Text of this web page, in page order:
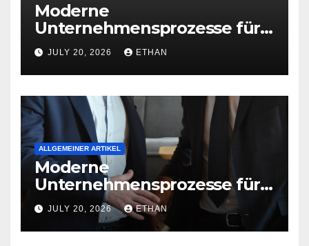
Moderne
Unternehmensprozesse für
nachhaltige
Betriebsentwicklung
JULY 20, 2026 ETHAN
ALLGEMEINER ARTIKEL
Moderne
Unternehmensprozesse für
nachhaltige
Strukturentwicklung
JULY 20, 2026 ETHAN